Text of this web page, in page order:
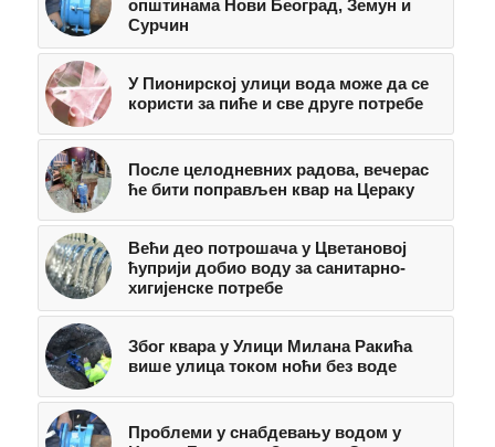
општинама Нови Београд, Земун и
Сурчин
У Пионирској улици вода може да се
користи за пиће и све друге потребе
После целодневних радова, вечерас
ће бити поправљен квар на Цераку
Већи део потрошача у Цветановој
ћуприји добио воду за санитарно-
хигијенске потребе
Због квара у Улици Милана Ракића
више улица током ноћи без воде
Проблеми у снабдевању водом у